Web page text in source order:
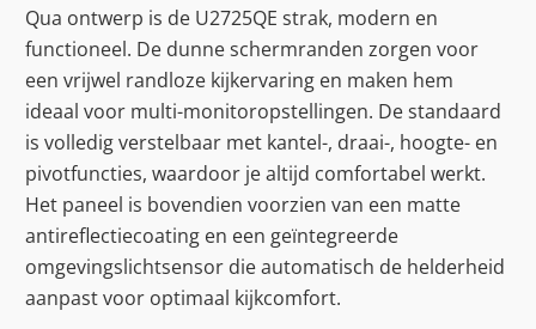
Qua ontwerp is de U2725QE strak, modern en
functioneel. De dunne schermranden zorgen voor
een vrijwel randloze kijkervaring en maken hem
ideaal voor multi-monitoropstellingen. De standaard
is volledig verstelbaar met kantel-, draai-, hoogte- en
pivotfuncties, waardoor je altijd comfortabel werkt.
Het paneel is bovendien voorzien van een matte
antireflectiecoating en een geïntegreerde
omgevingslichtsensor die automatisch de helderheid
aanpast voor optimaal kijkcomfort.